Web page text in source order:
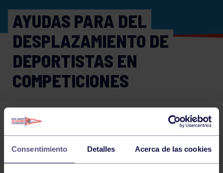
Consentimiento Detalles Acerca de las cookies
AYUDAS PARA DEL
DESPLAZAMIENTO DE
DEPORTISTAS EN
COMPETICIONES
08 JUL 2024
Comparte